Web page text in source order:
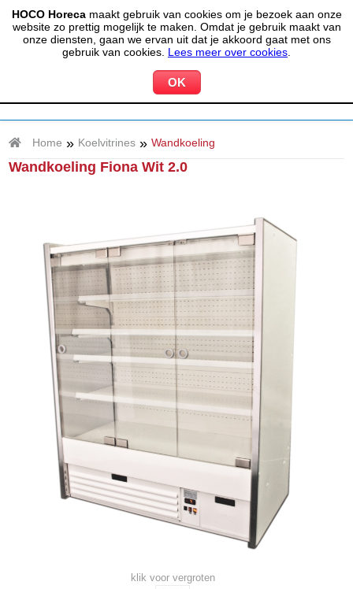
HOCO Horecamaakt gebruik van cookies om je bezoek aan onze
website zo prettig mogelijk te maken. Omdat je gebruik maakt van
onze diensten, gaan we ervan uit dat je akkoord gaat met ons
gebruik van cookies. Lees meer over cookies
(020) 497 6325 info@hocohoreca.nl
MIJN ACCOUNT 0 WINKELWAGEN
Home » Koelvitrines » Wandkoeling
Wandkoeling Fiona Wit 2.0
klik voor vergroten